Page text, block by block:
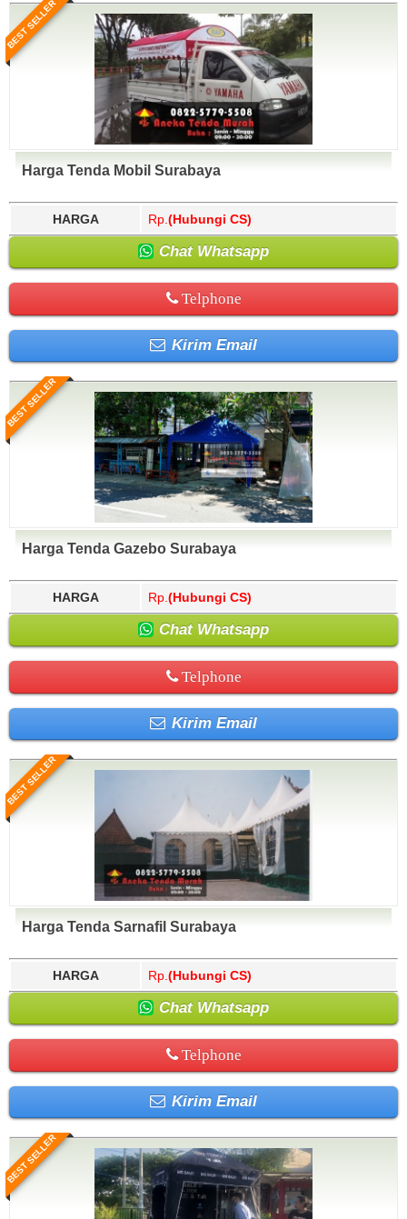
BEST SELLER
Harga Tenda Mobil Surabaya
HARGA Rp. (Hubungi CS)
Chat Whatsapp
Telphone
Kirim Email
BEST SELLER
Harga Tenda Gazebo Surabaya
HARGA Rp. (Hubungi CS)
Chat Whatsapp
Telphone
Kirim Email
BEST SELLER
Harga Tenda Sarnafil Surabaya
HARGA Rp. (Hubungi CS)
Chat Whatsapp
Telphone
Kirim Email
BEST SELLER